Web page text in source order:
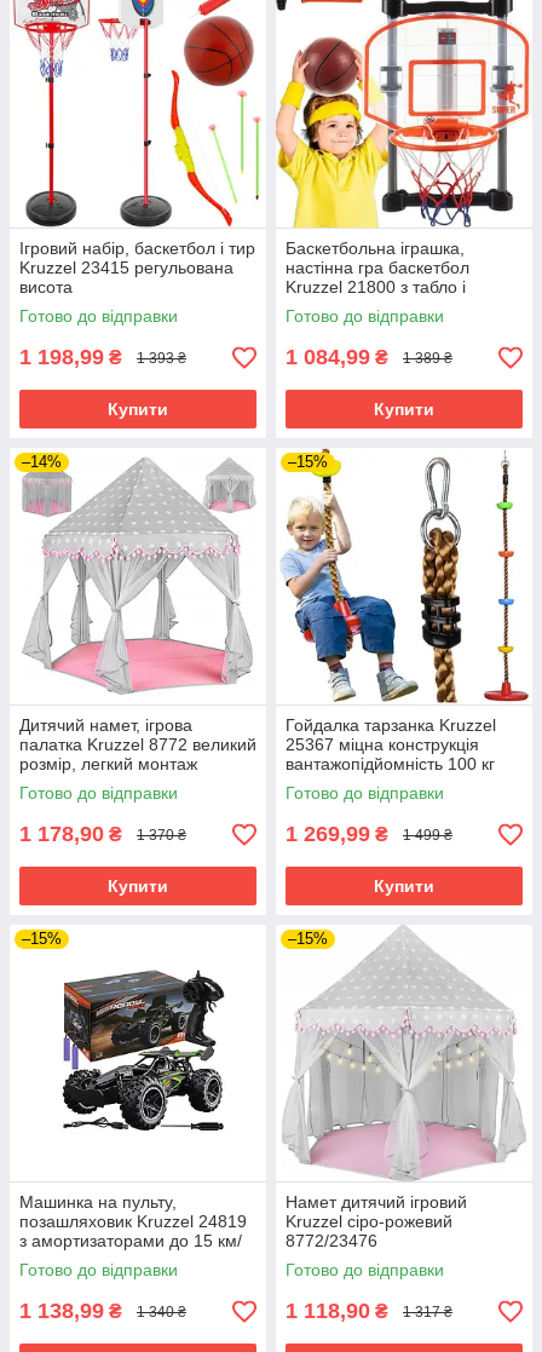
Ігровий набір, баскетбол і тир
Kruzzel 23415 регульована
висота
Готово до відправки
1 198,99 ₴ 1 393 ₴
Купити
Баскетбольна іграшка,
настінна гра баскетбол
Kruzzel 21800 з табло і
звуками + мяч та насос
Готово до відправки
1 084,99 ₴ 1 389 ₴
Купити
–14%
Дитячий намет, ігрова
палатка Kruzzel 8772 великий
розмір, легкий монтаж
Готово до відправки
1 178,90 ₴ 1 370 ₴
Купити
–15%
Гойдалка тарзанка Kruzzel
25367 міцна конструкція
вантажопідйомність 100 кг
Готово до відправки
1 269,99 ₴ 1 499 ₴
Купити
–15%
Машинка на пульту,
позашляховик Kruzzel 24819
з амортизаторами до 15 км/
год.
Готово до відправки
1 138,99 ₴ 1 340 ₴
–15%
Намет дитячий ігровий
Kruzzel сіро-рожевий
8772/23476
Готово до відправки
1 118,90 ₴ 1 317 ₴